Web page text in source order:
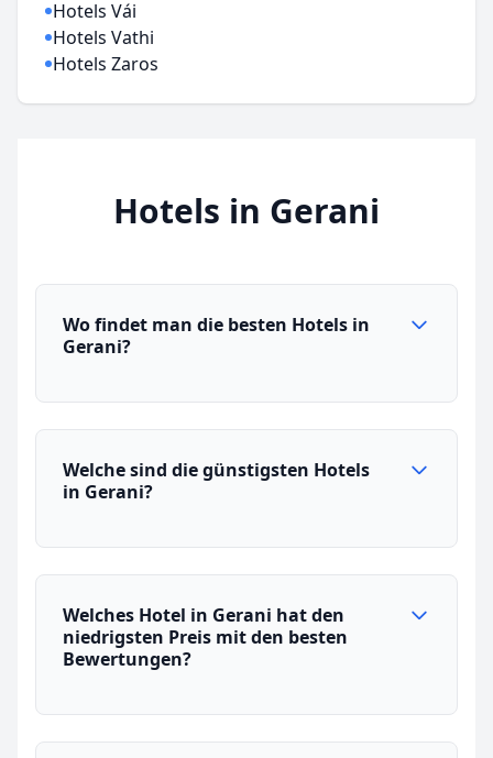
Hotels Vái
Hotels Vathi
Hotels Zaros
Hotels in Gerani
Wo findet man die besten Hotels in
Gerani?
Welche sind die günstigsten Hotels
in Gerani?
Welches Hotel in Gerani hat den
niedrigsten Preis mit den besten
Bewertungen?